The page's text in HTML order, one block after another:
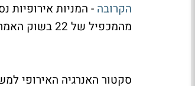
הקרובה
מהמכפיל של 22 בשוק האמריקאי.